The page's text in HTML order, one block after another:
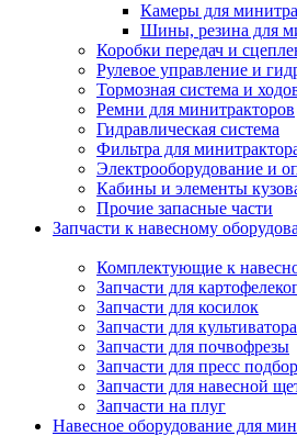
Камеры для
Шины, резина для
Коробки передач и
Рулевое управление и
Тормозная система и
Ремни для минитракторов
Гидравлическая система
Фильтра для
Электрооборудование и
Кабины и элементы
Прочие запасные части
Запчасти к навесному
Комплектующие к
Запчасти для
Запчасти для косилок
Запчасти для культиватора
Запчасти для почвофрезы
Запчасти для пресс
Запчасти для навесной
Запчасти на плуг
Навесное оборудование для